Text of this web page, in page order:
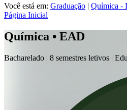
Você está em: Graduação | Química -
Página Inicial
Química • EAD
Bacharelado | 8 semestres letivos |